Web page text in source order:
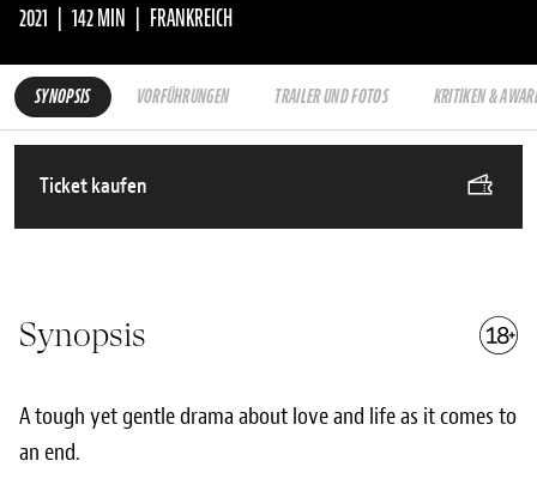
2021 142 MIN FRANKREICH
SYNOPSIS VORFÜHRUNGEN TRAILER UND FOTOS KRITIKEN &
Ticket kaufen
Synopsis
A tough yet gentle drama about love and life as it comes to
an end.